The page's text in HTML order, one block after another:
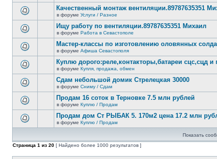
новых
непрочитанных
сообщений.
новых
непрочитанных
сообщений.
новых
непрочитанных
сообщений.
Качественный монтаж вентиляции.89787635351
в форуме Услуги / Разное
новых
непрочитанных
сообщений.
Ищу работу по вентиляции.89787635351 Михаил
в форуме Работа в Севастополе
новых
непрочитанных
сообщений.
Мастер-классы по изготовлению оловянных
в форуме Афиша Севастополя
новых
непрочитанных
сообщений.
Куплю дорого:реле,контакторы,батареи сцс,сцд
в форуме Купля, продажа, обмен
новых
непрочитанных
сообщений.
Сдам небольшой домик Стрелецкая 30000
в форуме Сниму / Сдам
новых
сообщений.
Продам 16 соток в Терновке 7.5 млн рублей
в форуме Куплю / Продам
нет
новых
сообщений.
Продам дом Ст РЫБАК 5. 170м2 цена 17.2 млн
в форуме Куплю / Продам
Показать
Страница 1 из 20 [ Найдено более 1000 результатов ]